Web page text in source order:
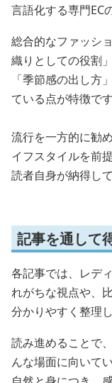
言語化する専門EC
総合的なファッシ
織りとしての役割
「季節感の出し方
ている点が特徴です
流行を一方的に勧
イフスタイルを前
読者自身が納得し
記事を通して
各記事では、レデ
れがちな視点や、
分かりやすく整理
読み進めることで
んな場面に向いて